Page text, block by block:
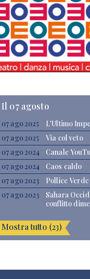
Il 07 agosto
07 ago 2025
L’Ultimo
07 ago 2025
Via col veto
07 ago 2024
Canale
07 ago 2024
Caos caldo
07 ago 2023
Pollice Verde
07 ago 2023
Sahara
conflitto
Mostra tutto (23)